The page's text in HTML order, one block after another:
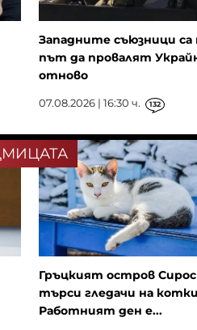
Западните съюзници са
път да провалят
отново
07.08.2026 | 16:30 ч. 132
Гръцкият остров Сирос
търси гледачи на
Работният ден е...